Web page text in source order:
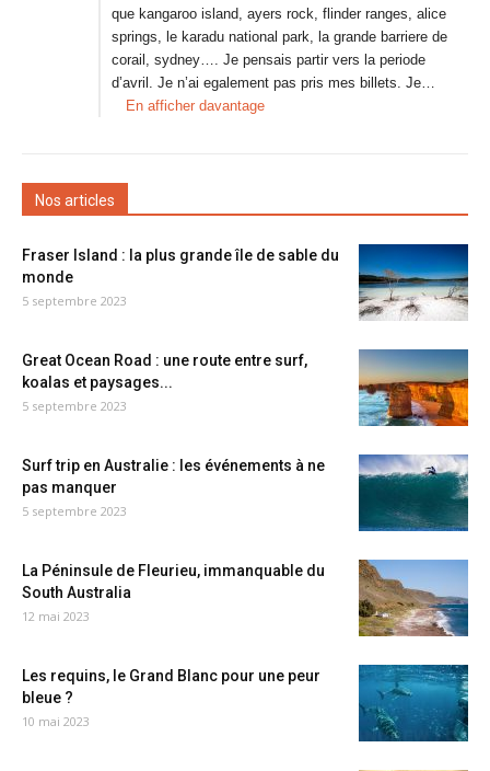
que kangaroo island, ayers rock, flinder ranges, alice
springs, le karadu national park, la grande barriere de
corail, sydney…. Je pensais partir vers la periode
d’avril. Je n’ai egalement pas pris mes billets. Je…
En afficher davantage
Nos articles
Fraser Island : la plus grande île de sable du
monde
5 septembre 2023
Great Ocean Road : une route entre surf,
koalas et paysages...
5 septembre 2023
Surf trip en Australie : les événements à ne
pas manquer
5 septembre 2023
La Péninsule de Fleurieu, immanquable du
South Australia
12 mai 2023
Les requins, le Grand Blanc pour une peur
bleue ?
10 mai 2023